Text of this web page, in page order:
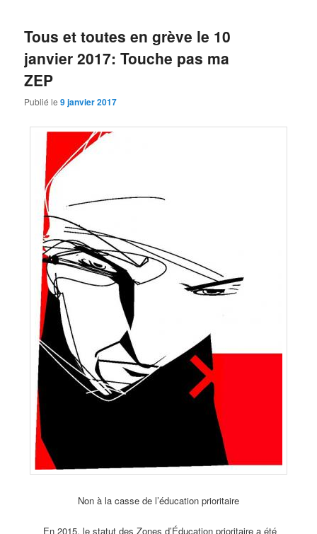
Tous et toutes en grève le 10
janvier 2017: Touche pas ma
ZEP
Publié le9 janvier 2017
Non à la casse de l’éducation prioritaire
En 2015, le statut des Zones d’Éducation prioritaire a été